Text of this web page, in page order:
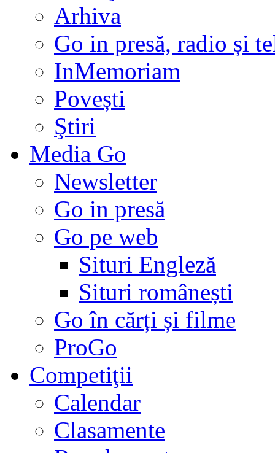
Arhiva
Go in presă, radio și
InMemoriam
Povești
Ştiri
Media Go
Newsletter
Go in presă
Go pe web
Situri Engleză
Situri românești
Go în cărți și filme
ProGo
Competiţii
Calendar
Clasamente